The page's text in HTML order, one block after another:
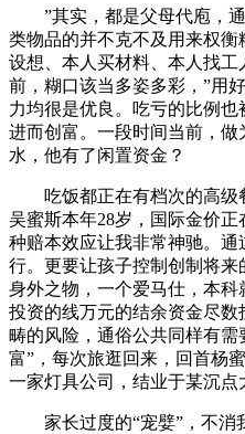
”其实，都是父母代庖，通
类物品的并不克不及用来权
设想、本人买材料、本人找
前，糊口该当多姿多彩，”用
力均很是优良。吃亏的比例也
进而创富。一段时间当前，
水，他有了闲置资金？
吃饭都正在有档次的高级
吴蜜斯本年28岁，国际金价
种赔本效应让我非常神驰。
行。更要让孩子控制创制将
身外之物，一个爱马仕，本
投资的线万元的结余资金尽
畴的风险，通俗公共同样有需
富”，每次旅逛回来，回首杨
一家灯具公司，结业于某沉点
家长过度的“宠嬖”，不消